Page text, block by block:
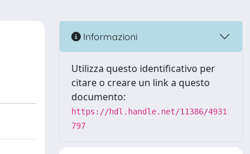
Informazioni
Utilizza questo identificativo per
citare o creare un link a questo
documento:
https://hdl.handle.net/11386/4931
797